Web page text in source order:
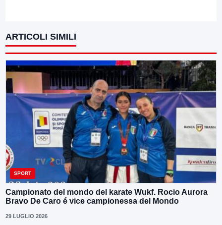
ARTICOLI SIMILI
SPORT
Campionato del mondo del karate Wukf. Rocio Aurora
Bravo De Caro é vice campionessa del Mondo
29 LUGLIO 2026